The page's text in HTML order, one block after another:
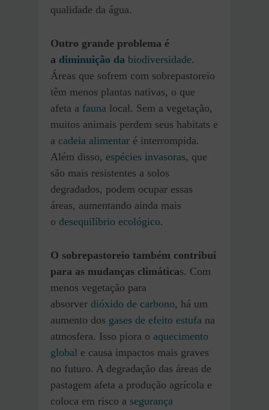
qualidade da água.
Outro grande problema é
a diminuição da biodiversidade.
Áreas que sofrem com sobrepastoreio
têm menos plantas nativas, o que
afeta a fauna local. Sem a vegetação,
muitos animais perdem seus habitats e
a cadeia alimentar é interrompida.
Além disso, espécies invasoras, que
são mais resistentes a solos
degradados, podem ocupar essas
áreas, aumentando ainda mais
o desequilíbrio ecológico.
O sobrepastoreio também contribui
para as mudanças climáticas. Com
menos vegetação para
absorver dióxido de carbono, há um
aumento dos gases de efeito estufa na
atmosfera. Isso piora o aquecimento
global e causa impactos mais graves
no futuro. A degradação das áreas de
pastagem afeta a produção agrícola e
coloca em risco a segurança